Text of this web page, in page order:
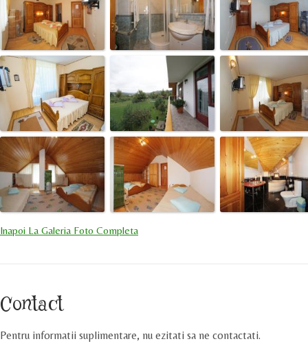
Inapoi La Galeria Foto Completa
Contact
Pentru informatii suplimentare, nu ezitati sa ne contactati.